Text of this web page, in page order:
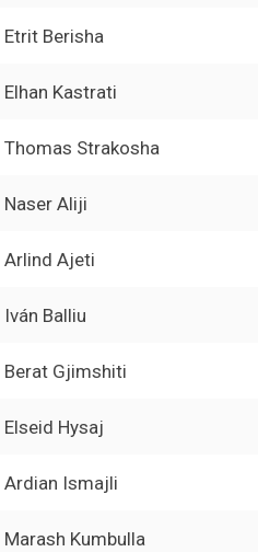
Etrit Berisha
Elhan Kastrati
Thomas Strakosha
Naser Aliji
Arlind Ajeti
Iván Balliu
Berat Gjimshiti
Elseid Hysaj
Ardian Ismajli
Marash Kumbulla